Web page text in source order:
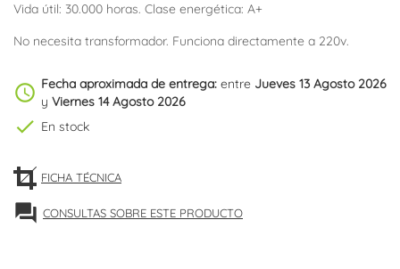
Vida útil: 30.000 horas. Clase energética: A+
No necesita transformador. Funciona directamente a 220v.
schedule Fecha aproximada de entrega: entre Jueves 13 Agosto 2026
y Viernes 14 Agosto 2026
check En stock
FICHA TÉCNICA
forum CONSULTAS SOBRE ESTE PRODUCTO